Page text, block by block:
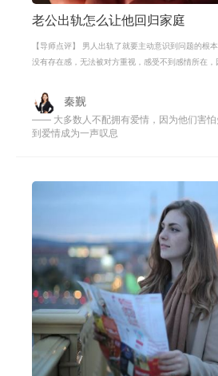
老公出轨怎么让他回归家庭
【导师点评】 男人出轨了就要主动意识到问题的根
没有存在感，无法被对方重视，感受不到感情所在
秦觐
—— 大多数人不配拥有爱情，因为他们害怕
到爱情成为一声叹息